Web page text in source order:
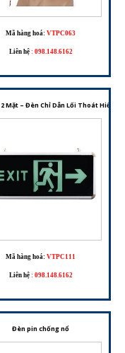
Mã hàng hoá: VTPC063
Liên hệ : 098.148.6162
Hệ Thống PCCC
Mặt – Đèn Chỉ Dẫn Lối Thoát Hiểm
Mã hàng hoá: VTPC111
Liên hệ : 098.148.6162
Đèn pin chống nổ